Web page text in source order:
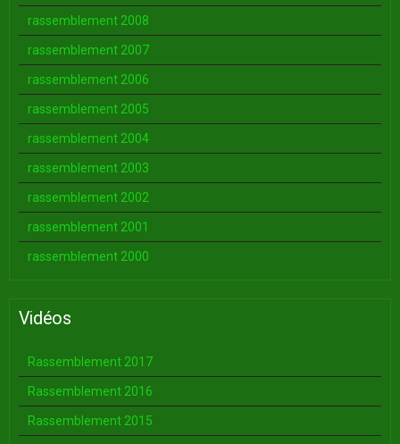
rassemblement 2008
rassemblement 2007
rassemblement 2006
rassemblement 2005
rassemblement 2004
rassemblement 2003
rassemblement 2002
rassemblement 2001
rassemblement 2000
Vidéos
Rassemblement 2017
Rassemblement 2016
Rassemblement 2015